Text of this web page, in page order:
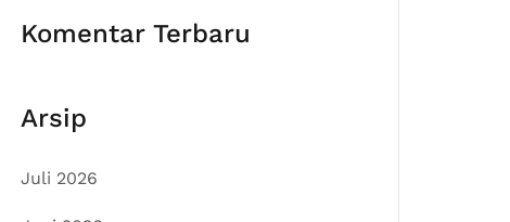
Komentar Terbaru
Arsip
Juli 2026